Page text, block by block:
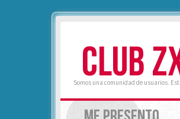
CLUB
Somos una comunidad de usuarios.